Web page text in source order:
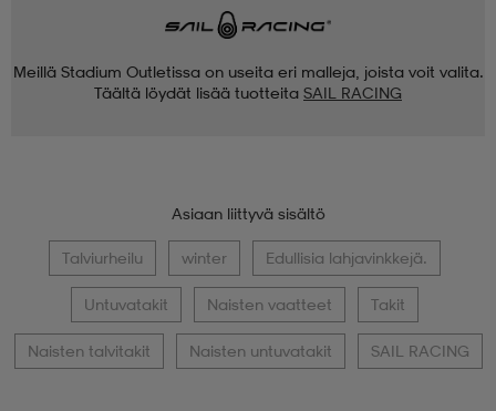
Meillä Stadium Outletissa on useita eri malleja, joista voit valita.
Täältä löydät lisää tuotteita SAIL RACING
Asiaan liittyvä sisältö
Talviurheilu winter Edullisia lahjavinkkejä.
Untuvatakit Naisten vaatteet Takit
Naisten talvitakit Naisten untuvatakit SAIL RACING